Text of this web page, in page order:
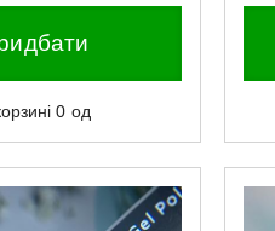
0 од